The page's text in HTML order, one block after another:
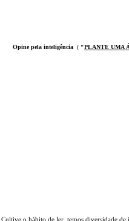
Opine pela inteligência ( "PLANTE UMA
. Cultive o hábito de ler, temos diversidade de